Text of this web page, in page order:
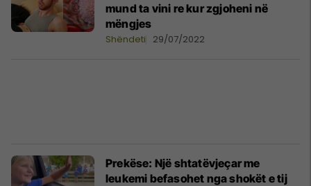
mund ta vini re kur zgjoheni në
mëngjes
Shëndeti 29/07/2022
Prekëse: Një shtatëvjeçar me
leukemi befasohet nga shokët e tij